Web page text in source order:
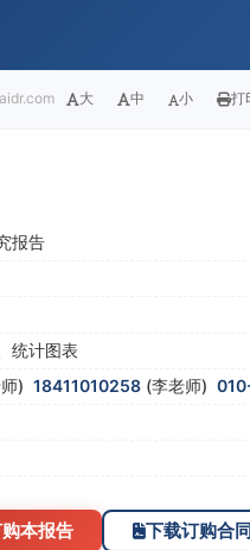
大 中 小 打
报告
统计图表
) 18411010258 (李老师)
本报告 下载订购合同